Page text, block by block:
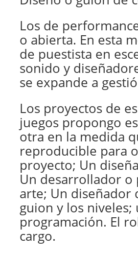
Los de
o abierta. En esta
de puestista en
sonido y
se expande a
Los proyectos de
juegos propongo
otra en la medida
reproducible para
proyecto; Un
Un desarrollador
arte; Un diseñador
guion y los
programación. El
cargo.